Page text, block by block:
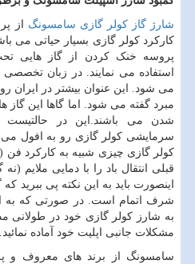
شارژ گاز کولر گازی سامسونگ از
کارکرد کولر گازی بسیار حیاتی می
پروسه خنک کردن از گاز هایی
استفاده می نمایند. در زبان تخصصی
می شود. این عنوان بیشتر در ایران
مبرد گفته می شود. اما گاها این گاز
شدن می باشند.این در حالتیست
سرمایشی کولر گازی رو به افول می
کولر گازی چیزی شبیه به کارکرد فن
قبلی انتقال باد را با دمایی ملایم
اینصورت باید به این نکته پی ببرید که
شرف اتمام است. در صورتی که به
به شارز کولر گازی خود در طولانی
مشکلات جانبی اپلیت خود آماده نمائید.
سامسونگ از برند های معروف و